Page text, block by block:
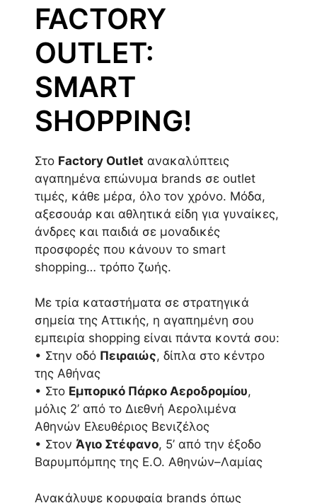
FACTORY
OUTLET:
SMART
SHOPPING!
Στο Factory Outlet ανακαλύπτεις
αγαπημένα επώνυμα brands σε outlet
τιμές, κάθε μέρα, όλο τον χρόνο. Μόδα,
αξεσουάρ και αθλητικά είδη για γυναίκες,
άνδρες και παιδιά σε μοναδικές
προσφορές που κάνουν το smart
shopping… τρόπο ζωής.
Με τρία καταστήματα σε στρατηγικά
σημεία της Αττικής, η αγαπημένη σου
εμπειρία shopping είναι πάντα κοντά σου:
• Στην οδό Πειραιώς, δίπλα στο κέντρο
της Αθήνας
• Στο Εμπορικό Πάρκο Αεροδρομίου,
μόλις 2’ από το Διεθνή Αερολιμένα
Αθηνών Ελευθέριος Βενιζέλος
• Στον Άγιο Στέφανο, 5’ από την έξοδο
Βαρυμπόμπης της Ε.Ο. Αθηνών–Λαμίας
Ανακάλυψε κορυφαία brands όπως